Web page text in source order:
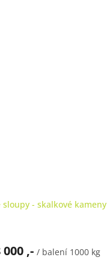
sloupy - skalkové kameny
000 ,- / balení 1000 kg